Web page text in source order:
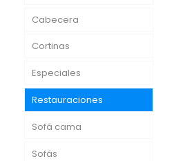
Cabecera
Cortinas
Especiales
Restauraciones
Sofá cama
Sofás